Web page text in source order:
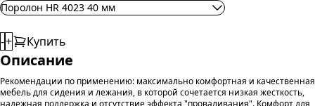
Поролон HR 4023 40 мм
-+ Купить
Описание
Рекомендации по применению: максимально комфортная и качественная
мебель для сидения и лежания, в которой сочетается низкая жесткость,